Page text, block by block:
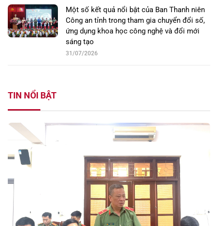
Một số kết quả nổi bật của Ban Thanh niên
Công an tỉnh trong tham gia chuyển đổi số,
ứng dụng khoa học công nghệ và đổi mới
sáng tạo
31/07/2026
TIN NỔI BẬT